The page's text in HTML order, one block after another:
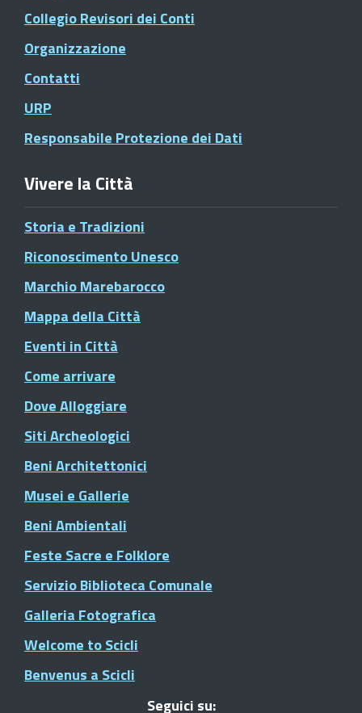
Collegio Revisori dei Conti
Organizzazione
Contatti
URP
Responsabile Protezione dei Dati
Vivere la Città
Storia e Tradizioni
Riconoscimento Unesco
Marchio Marebarocco
Mappa della Città
Eventi in Città
Come arrivare
Dove Alloggiare
Siti Archeologici
Beni Architettonici
Musei e Gallerie
Beni Ambientali
Feste Sacre e Folklore
Servizio Biblioteca Comunale
Galleria Fotografica
Welcome to Scicli
Benvenus a Scicli
Seguici su: